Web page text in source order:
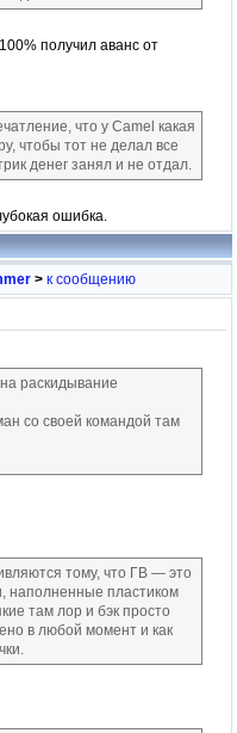
получил аванс от
что у Camel какая
чтобы тот не делал все
денег занял и не отдал.
ошибка.
> к сообщению
раскидывание
со своей командой там
тому, что ГВ — это
наполненные пластиком
там лор и бэк просто
в любой момент и как